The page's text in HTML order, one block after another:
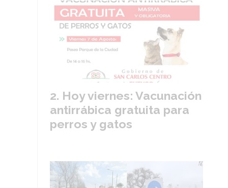
Hoy viernes: Vacunación
antirrábica gratuita para
perros y gatos